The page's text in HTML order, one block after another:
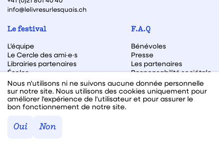
info@lelivresurlesquais.ch
Le festival
L’équipe
Le Cercle des ami·e·s
Librairies partenaires
Écoles
F.A.Q
Bénévoles
Presse
Les partenaires
Responsabilité sociétale
Archive des éditions
Archive des autrices et auteurs
Nous n'utilisons ni ne suivons aucune donnée personnelle
sur notre site. Nous utilisons des cookies uniquement pour
améliorer l'expérience de l'utilisateur et pour assurer le
bon fonctionnement de notre site.
Oui Non